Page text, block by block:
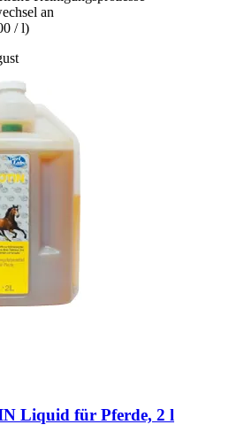
an
/ l)
Liquid für Pferde, 2 l